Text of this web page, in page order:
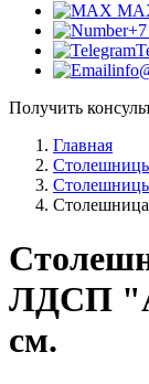
Получить
Главная
ЛДСП
см.